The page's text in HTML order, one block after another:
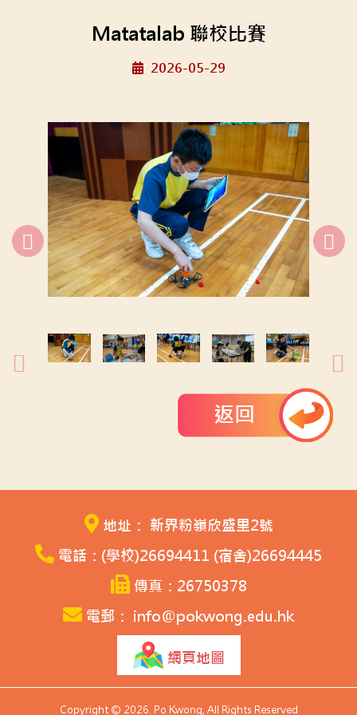
Matatalab 聯校比賽
2026-05-29
返回
地址： 新界粉嶺欣盛里2號
電話：(學校)26694411 (宿舍)26694445
傳真：26750378
電郵： info@pokwong.edu.hk
網頁地圖
Copyright © 2026. Po Kwong, All Rights Reserved